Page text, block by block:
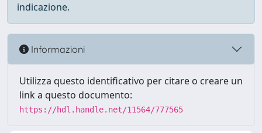
indicazione.
Informazioni
Utilizza questo identificativo per citare o creare un
link a questo documento:
https://hdl.handle.net/11564/777565